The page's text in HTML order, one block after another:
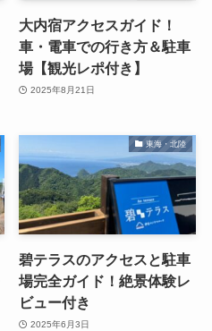
大内宿アクセスガイド！
車・電車での行き方＆駐車
場【観光レポ付き】
2025年8月21日
東海・北陸
碧テラスのアクセスと駐車
場完全ガイド！絶景体験レ
ビュー付き
2025年6月3日